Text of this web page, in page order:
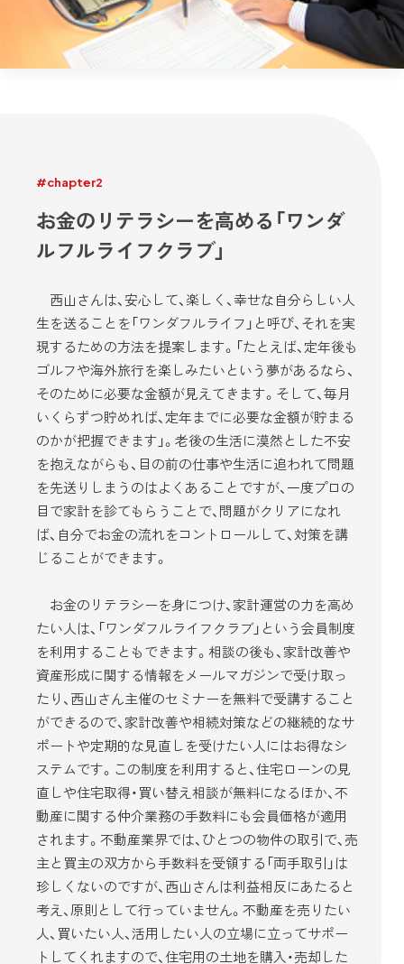
#chapter2
お金のリテラシーを高める「ワンダ
ルフルライフクラブ」
西山さんは、安心して、楽しく、幸せな自分らしい人
生を送ることを「ワンダフルライフ」と呼び、それを実
現するための方法を提案します。「たとえば、定年後も
ゴルフや海外旅行を楽しみたいという夢があるなら、
そのために必要な金額が見えてきます。そして、毎月
いくらずつ貯めれば、定年までに必要な金額が貯まる
のかが把握できます」。老後の生活に漠然とした不安
を抱えながらも、目の前の仕事や生活に追われて問題
を先送りしまうのはよくあることですが、一度プロの
目で家計を診てもらうことで、問題がクリアになれ
ば、自分でお金の流れをコントロールして、対策を講
じることができます。
お金のリテラシーを身につけ、家計運営の力を高め
たい人は、「ワンダフルライフクラブ」という会員制度
を利用することもできます。相談の後も、家計改善や
資産形成に関する情報をメールマガジンで受け取っ
たり、西山さん主催のセミナーを無料で受講すること
ができるので、家計改善や相続対策などの継続的なサ
ポートや定期的な見直しを受けたい人にはお得なシ
ステムです。この制度を利用すると、住宅ローンの見
直しや住宅取得・買い替え相談が無料になるほか、不
動産に関する仲介業務の手数料にも会員価格が適用
されます。不動産業界では、ひとつの物件の取引で、売
主と買主の双方から手数料を受領する「両手取引」は
珍しくないのですが、西山さんは利益相反にあたると
考え、原則として行っていません。不動産を売りたい
人、買いたい人、活用したい人の立場に立ってサポー
トしてくれますので、住宅用の土地を購入・売却した